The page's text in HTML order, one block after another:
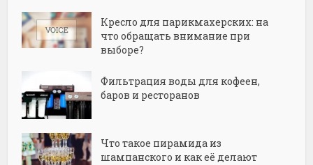
Кресло для парикмахерских: на
что обращать внимание при
выборе?
Фильтрация воды для кофеен,
баров и ресторанов
Что такое пирамида из
шампанского и как её делают